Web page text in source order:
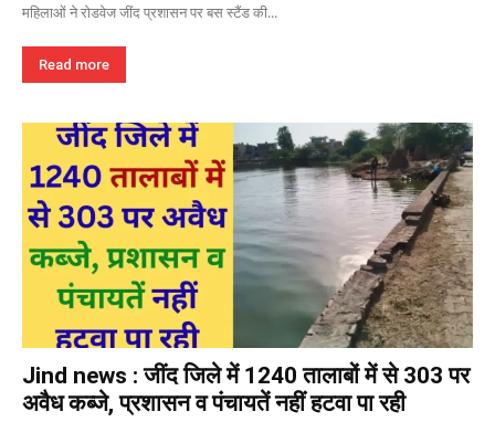
महिलाओं ने रोडवेज जींद प्रशासन पर बस स्टैंड की...
Read more
Jind news : जींद जिले में 1240 तालाबों में से 303 पर
अवैध कब्जे, प्रशासन व पंचायतें नहीं हटवा पा रही